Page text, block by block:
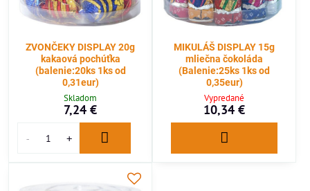
ZVONČEKY DISPLAY 20g
kakaová pochúťka
(balenie:20ks 1ks od
0,31eur)
Skladom
7,24 €
MIKULÁŠ DISPLAY 15g
mliečna čokoláda
(Balenie:25ks 1ks od
0,35eur)
Vypredané
10,34 €